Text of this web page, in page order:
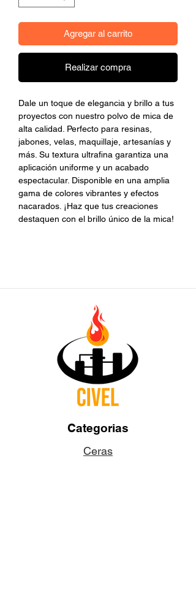
Agregar al carrito
Realizar compra
Dale un toque de elegancia y brillo a tus
proyectos con nuestro polvo de mica de
alta calidad. Perfecto para resinas,
jabones, velas, maquillaje, artesanías y
más. Su textura ultrafina garantiza una
aplicación uniforme y un acabado
espectacular. Disponible en una amplia
gama de colores vibrantes y efectos
nacarados. ¡Haz que tus creaciones
destaquen con el brillo único de la mica!
Categorias
Ceras